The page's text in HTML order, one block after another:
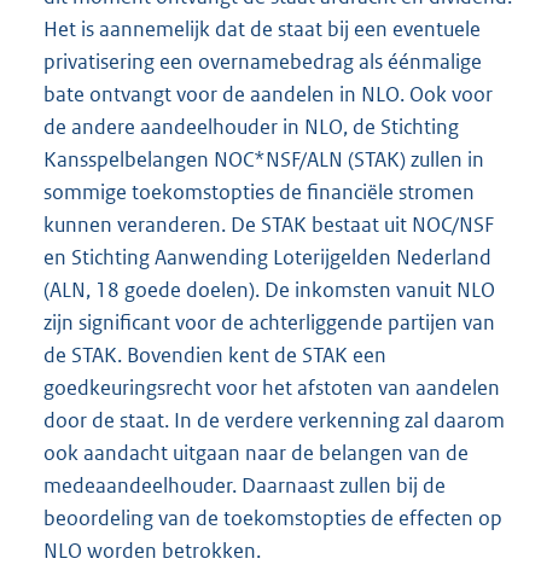
Het is aannemelijk dat de staat bij een eventuele
privatisering een overnamebedrag als éénmalige
bate ontvangt voor de aandelen in NLO. Ook voor
de andere aandeelhouder in NLO, de Stichting
Kansspelbelangen NOC*NSF/ALN (STAK) zullen in
sommige toekomstopties de financiële stromen
kunnen veranderen. De STAK bestaat uit NOC/NSF
en Stichting Aanwending Loterijgelden Nederland
(ALN, 18 goede doelen). De inkomsten vanuit NLO
zijn significant voor de achterliggende partijen van
de STAK. Bovendien kent de STAK een
goedkeuringsrecht voor het afstoten van aandelen
door de staat. In de verdere verkenning zal daarom
ook aandacht uitgaan naar de belangen van de
medeaandeelhouder. Daarnaast zullen bij de
beoordeling van de toekomstopties de effecten op
NLO worden betrokken.